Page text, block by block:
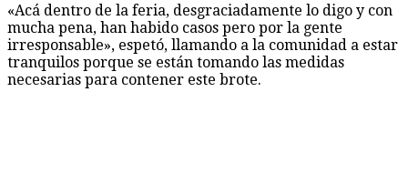
«Acá dentro de la feria, desgraciadamente lo digo y con
mucha pena, han habido casos pero por la gente
irresponsable», espetó, llamando a la comunidad a estar
tranquilos porque se están tomando las medidas
necesarias para contener este brote.